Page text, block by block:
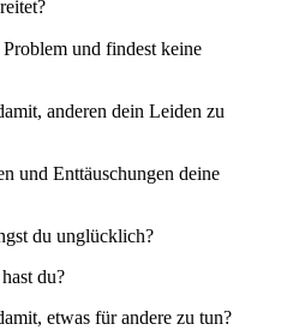
und findest keine
anderen dein Leiden zu
und Enttäuschungen deine
du unglücklich?
du?
etwas für andere zu tun?